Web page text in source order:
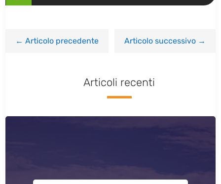
←Articolo precedente Articolo successivo→
Articoli recenti